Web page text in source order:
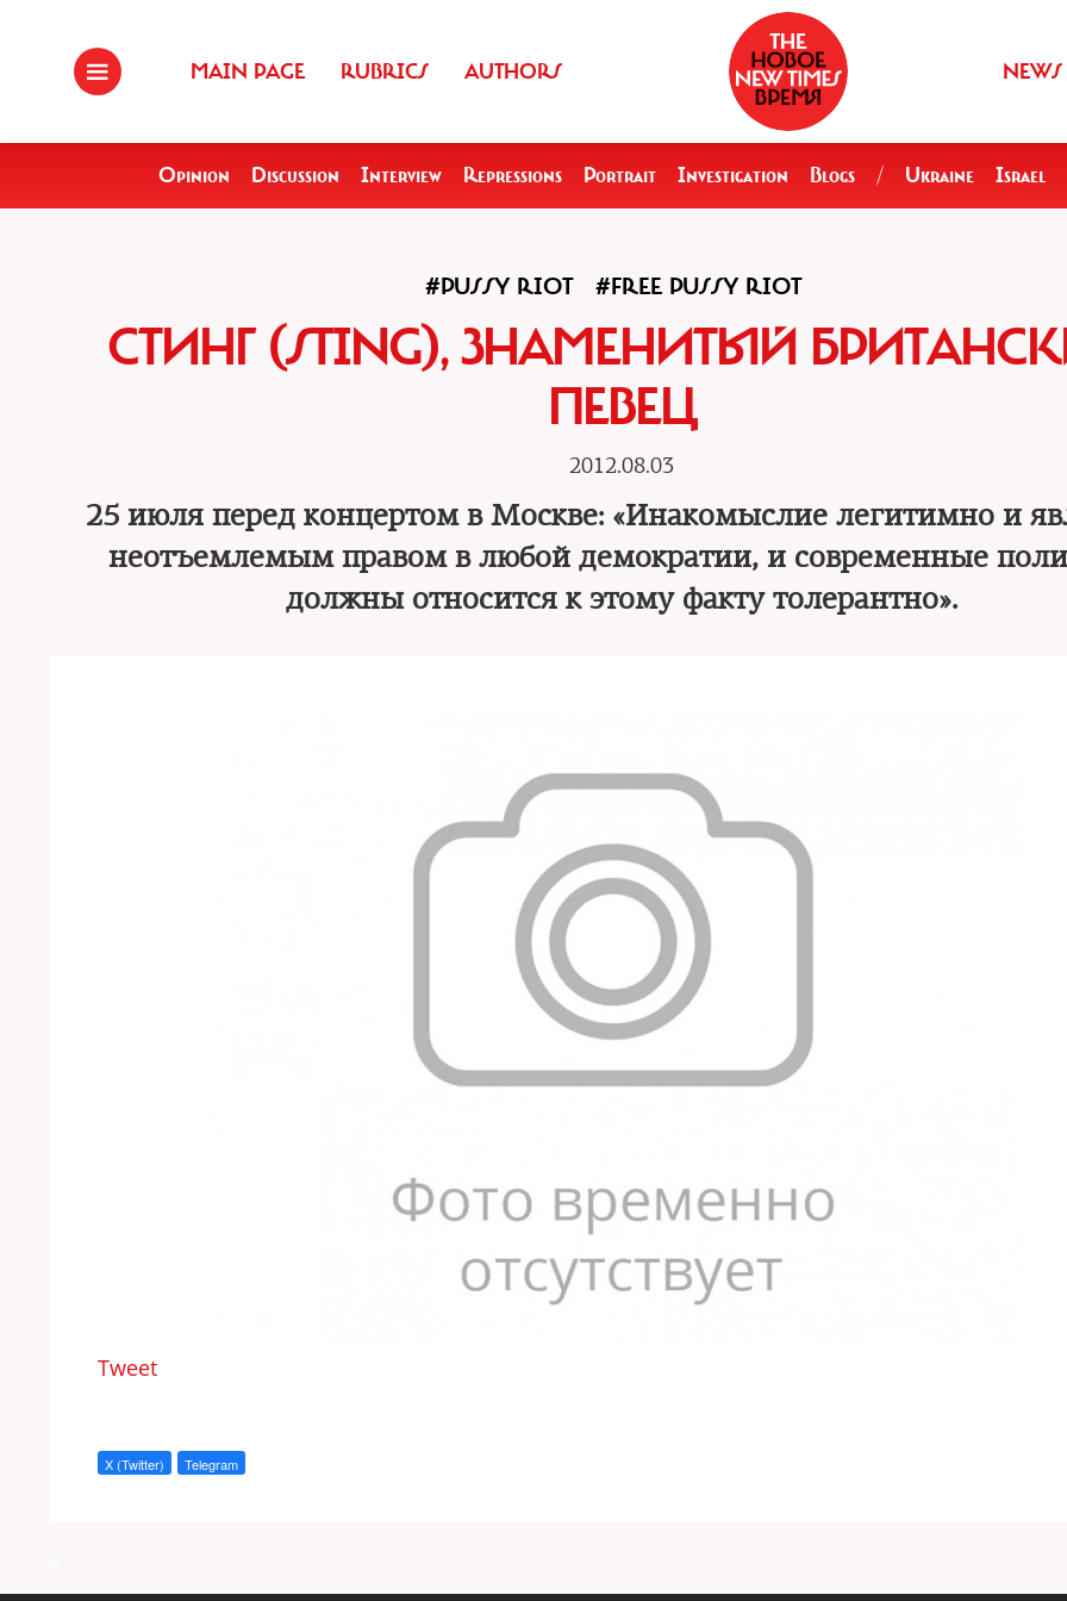
MAIN PAGE RUBRICS AUTHORS NEWS
Opinion Discussion Interview Repressions Portrait Investigation Blogs / Ukraine Israel
#PUSSY RIOT #FREE PUSSY RIOT
СТИНГ (STING), ЗНАМЕНИТЫЙ
ПЕВЕЦ
2012.08.03
25 июля перед концертом в Москве: «Инакомыслие легитимно и
неотъемлемым правом в любой демократии, и современные
должны относится к этому факту толерантно».
Tweet
X (Twitter) Telegram